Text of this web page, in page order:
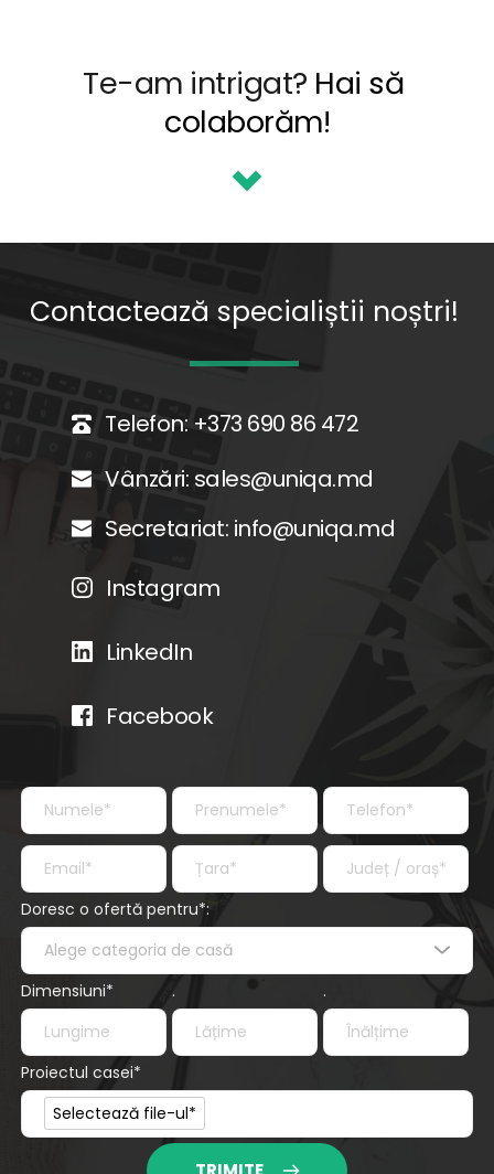
Te-am intrigat? Hai să
colaborăm!
Contactează specialiștii noștri!
Telefon: +373 690 86 472
Vânzări: sales@uniqa.md
Secretariat: info@uniqa.md
Instagram
LinkedIn
Facebook
Doresc o ofertă pentru*:
Alege categoria de casă
Dimensiuni*
. .
Proiectul casei*
Proiectul casei*
Selectează file-ul*